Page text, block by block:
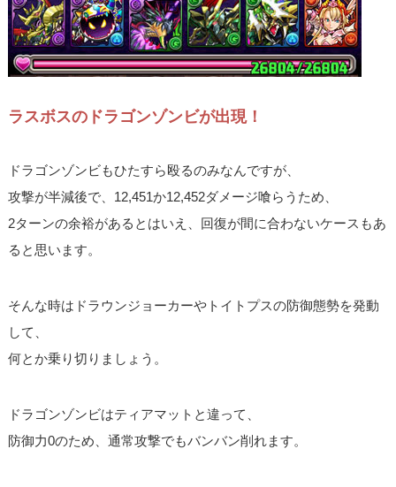
ラスボスのドラゴンゾンビが出現！
ドラゴンゾンビもひたすら殴るのみなんですが、
攻撃が半減後で、12,451か12,452ダメージ喰らうため、
2ターンの余裕があるとはいえ、回復が間に合わないケースもあ
ると思います。
そんな時はドラウンジョーカーやトイトプスの防御態勢を発動
して、
何とか乗り切りましょう。
ドラゴンゾンビはティアマットと違って、
防御力0のため、通常攻撃でもバンバン削れます。